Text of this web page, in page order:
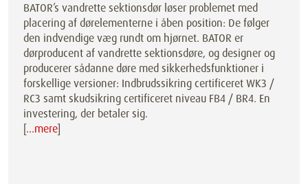
BATOR’s vandrette sektionsdør løser problemet med
placering af dørelementerne i åben position: De følger
den indvendige væg rundt om hjørnet. BATOR er
dørproducent af vandrette sektionsdøre, og designer og
producerer sådanne døre med sikkerhedsfunktioner i
forskellige versioner: Indbrudssikring certificeret WK3 /
RC3 samt skudsikring certificeret niveau FB4 / BR4. En
investering, der betaler sig.
[…mere]